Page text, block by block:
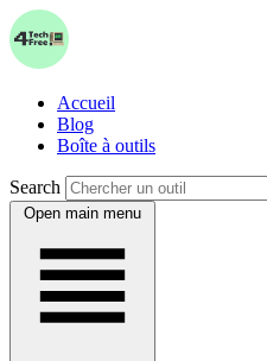
Accueil
Blog
Boîte à outils
Search
Open main menu